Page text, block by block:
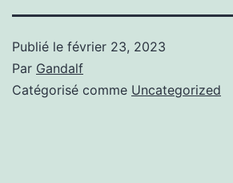
Publié le février 23, 2023
Par Gandalf
Catégorisé comme Uncategorized